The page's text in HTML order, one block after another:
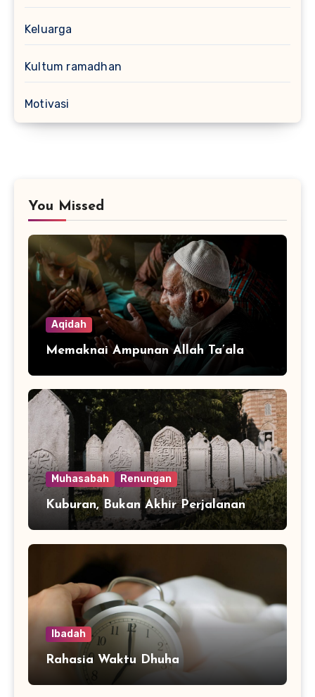
Keluarga
Kultum ramadhan
Motivasi
You Missed
Aqidah
Memaknai Ampunan Allah Ta’ala
Muhasabah Renungan
Kuburan, Bukan Akhir Perjalanan
Ibadah
Rahasia Waktu Dhuha